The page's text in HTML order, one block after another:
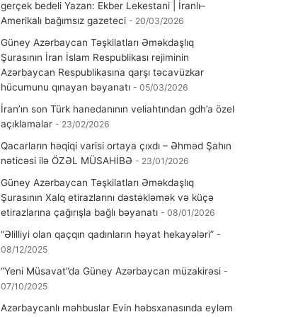
gerçek bedeli Yazan: Ekber Lekestani | İranlı–
Amerikalı bağımsız gazeteci
20/03/2026
Güney Azərbaycan Təşkilatları Əməkdaşlıq
Şurasının İran İslam Respublikası rejiminin
Azərbaycan Respublikasına qarşı təcavüzkar
hücumunu qınayan bəyanatı
05/03/2026
İran’ın son Türk hanedanının veliahtından gdh’a özel
açıklamalar
23/02/2026
Qacarların həqiqi varisi ortaya çıxdı – Əhməd Şahın
nəticəsi ilə ÖZƏL MÜSAHİBƏ
23/01/2026
Güney Azərbaycan Təşkilatları Əməkdaşlıq
Şurasının Xalq etirazlarını dəstəkləmək və küçə
etirazlarına çağırışla bağlı bəyanatı
08/01/2026
“Əlilliyi olan qaçqın qadınların həyat hekayələri”
08/12/2025
“Yeni Müsavat”da Güney Azərbaycan müzakirəsi
07/10/2025
Azərbaycanlı məhbuslar Evin həbsxanasında eyləm